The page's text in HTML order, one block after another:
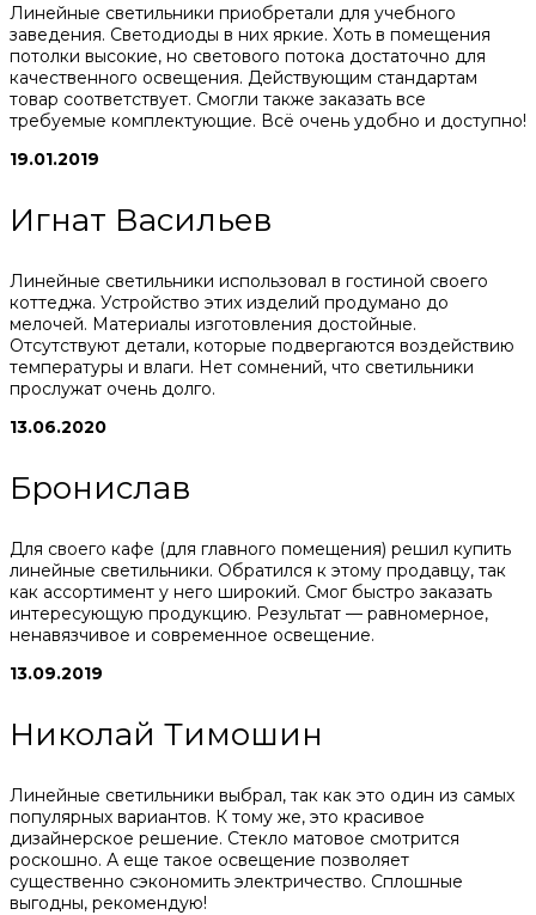
Линейные светильники приобретали для учебного
заведения. Светодиоды в них яркие. Хоть в помещения
потолки высокие, но светового потока достаточно для
качественного освещения. Действующим стандартам
товар соответствует. Смогли также заказать все
требуемые комплектующие. Всё очень удобно и доступно!
19.01.2019
Игнат Васильев
Линейные светильники использовал в гостиной своего
коттеджа. Устройство этих изделий продумано до
мелочей. Материалы изготовления достойные.
Отсутствуют детали, которые подвергаются воздействию
температуры и влаги. Нет сомнений, что светильники
прослужат очень долго.
13.06.2020
Бронислав
Для своего кафе (для главного помещения) решил купить
линейные светильники. Обратился к этому продавцу, так
как ассортимент у него широкий. Смог быстро заказать
интересующую продукцию. Результат — равномерное,
ненавязчивое и современное освещение.
13.09.2019
Николай Тимошин
Линейные светильники выбрал, так как это один из самых
популярных вариантов. К тому же, это красивое
дизайнерское решение. Стекло матовое смотрится
роскошно. А еще такое освещение позволяет
существенно сэкономить электричество. Сплошные
выгодны, рекомендую!